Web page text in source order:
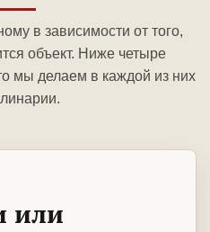
в зависимости от того,
объект. Ниже четыре
мы делаем в каждой из них
или